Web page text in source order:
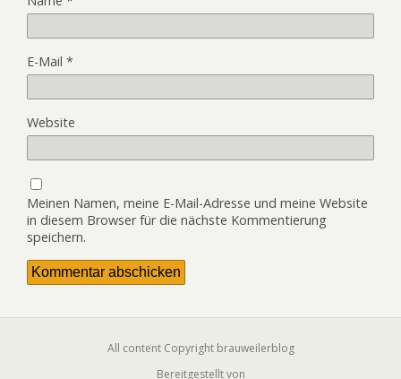
E-Mail *
Website
Meinen Namen, meine E-Mail-Adresse und meine Website
in diesem Browser für die nächste Kommentierung
speichern.
All content Copyright brauweilerblog
Bereitgestellt von